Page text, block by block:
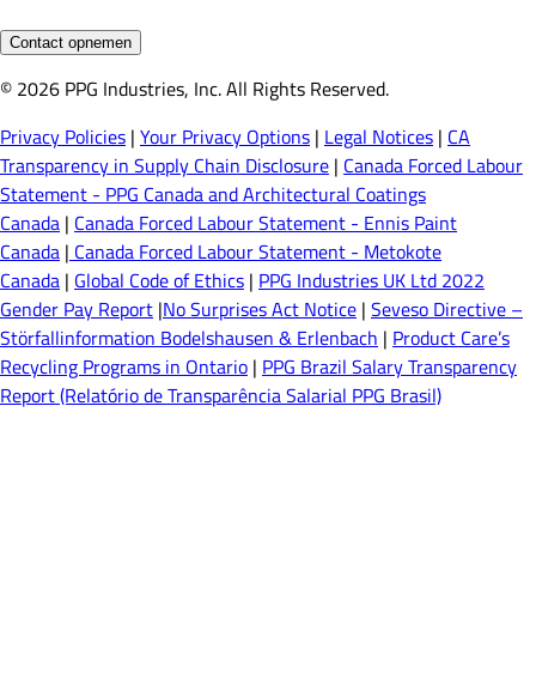
Contact opnemen
© 2026 PPG Industries, Inc. All Rights Reserved.
Privacy Policies | Your Privacy Options | Legal Notices | CA
Transparency in Supply Chain Disclosure | Canada Forced Labour
Statement - PPG Canada and Architectural Coatings
Canada | Canada Forced Labour Statement - Ennis Paint
Canada | Canada Forced Labour Statement - Metokote
Canada | Global Code of Ethics | PPG Industries UK Ltd 2022
Gender Pay Report |No Surprises Act Notice | Seveso Directive –
Störfallinformation Bodelshausen & Erlenbach | Product Care’s
Recycling Programs in Ontario | PPG Brazil Salary Transparency
Report (Relatório de Transparência Salarial PPG Brasil)